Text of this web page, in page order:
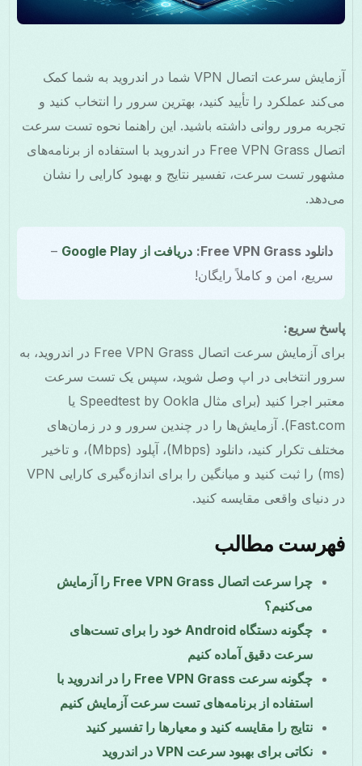
آزمایش سرعت اتصال VPN شما در اندروید به شما کمک
می‌کند عملکرد را تأیید کنید، بهترین سرور را انتخاب کنید و
تجربه مرور روانی داشته باشید. این راهنما نحوه تست سرعت
اتصال Free VPN Grass در اندروید با استفاده از برنامه‌های
مشهور تست سرعت، تفسیر نتایج و بهبود کارایی را نشان
می‌دهد.
دانلود Free VPN Grass: دریافت از Google Play
–
سریع، امن و کاملاً رایگان!
پاسخ سریع:
برای آزمایش سرعت اتصال Free VPN Grass در اندروید، به
سرور انتخابی در اپ وصل شوید، سپس یک تست سرعت
معتبر اجرا کنید (برای مثال Speedtest by Ookla یا
Fast.com). آزمایش‌ها را در چندین سرور و در زمان‌های
مختلف تکرار کنید، دانلود (Mbps)، آپلود (Mbps)، و تاخیر
(ms) را ثبت کنید و میانگین را برای اندازه‌گیری کارایی VPN
در دنیای واقعی مقایسه کنید.
فهرست مطالب
چرا سرعت اتصال Free VPN Grass را آزمایش
می‌کنیم؟
چگونه دستگاه Android خود را برای تست‌های
سرعت دقیق آماده کنیم
چگونه سرعت Free VPN Grass را در اندروید با
استفاده از برنامه‌های تست سرعت آزمایش کنیم
نتایج را مقایسه کنید و معیارها را تفسیر کنید
نکاتی برای بهبود سرعت VPN در اندروید